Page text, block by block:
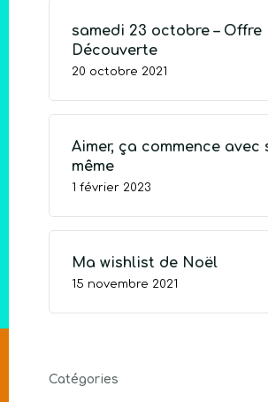
VOTRE PANIER EST
Go To Shop
samedi 23 octobre – Offre
Découverte
20 octobre 2021
Aimer, ça commence avec
même
1 février 2023
Ma wishlist de Noël
15 novembre 2021
Catégories